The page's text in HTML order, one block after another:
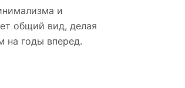
и
общий вид, делая
на годы вперед.